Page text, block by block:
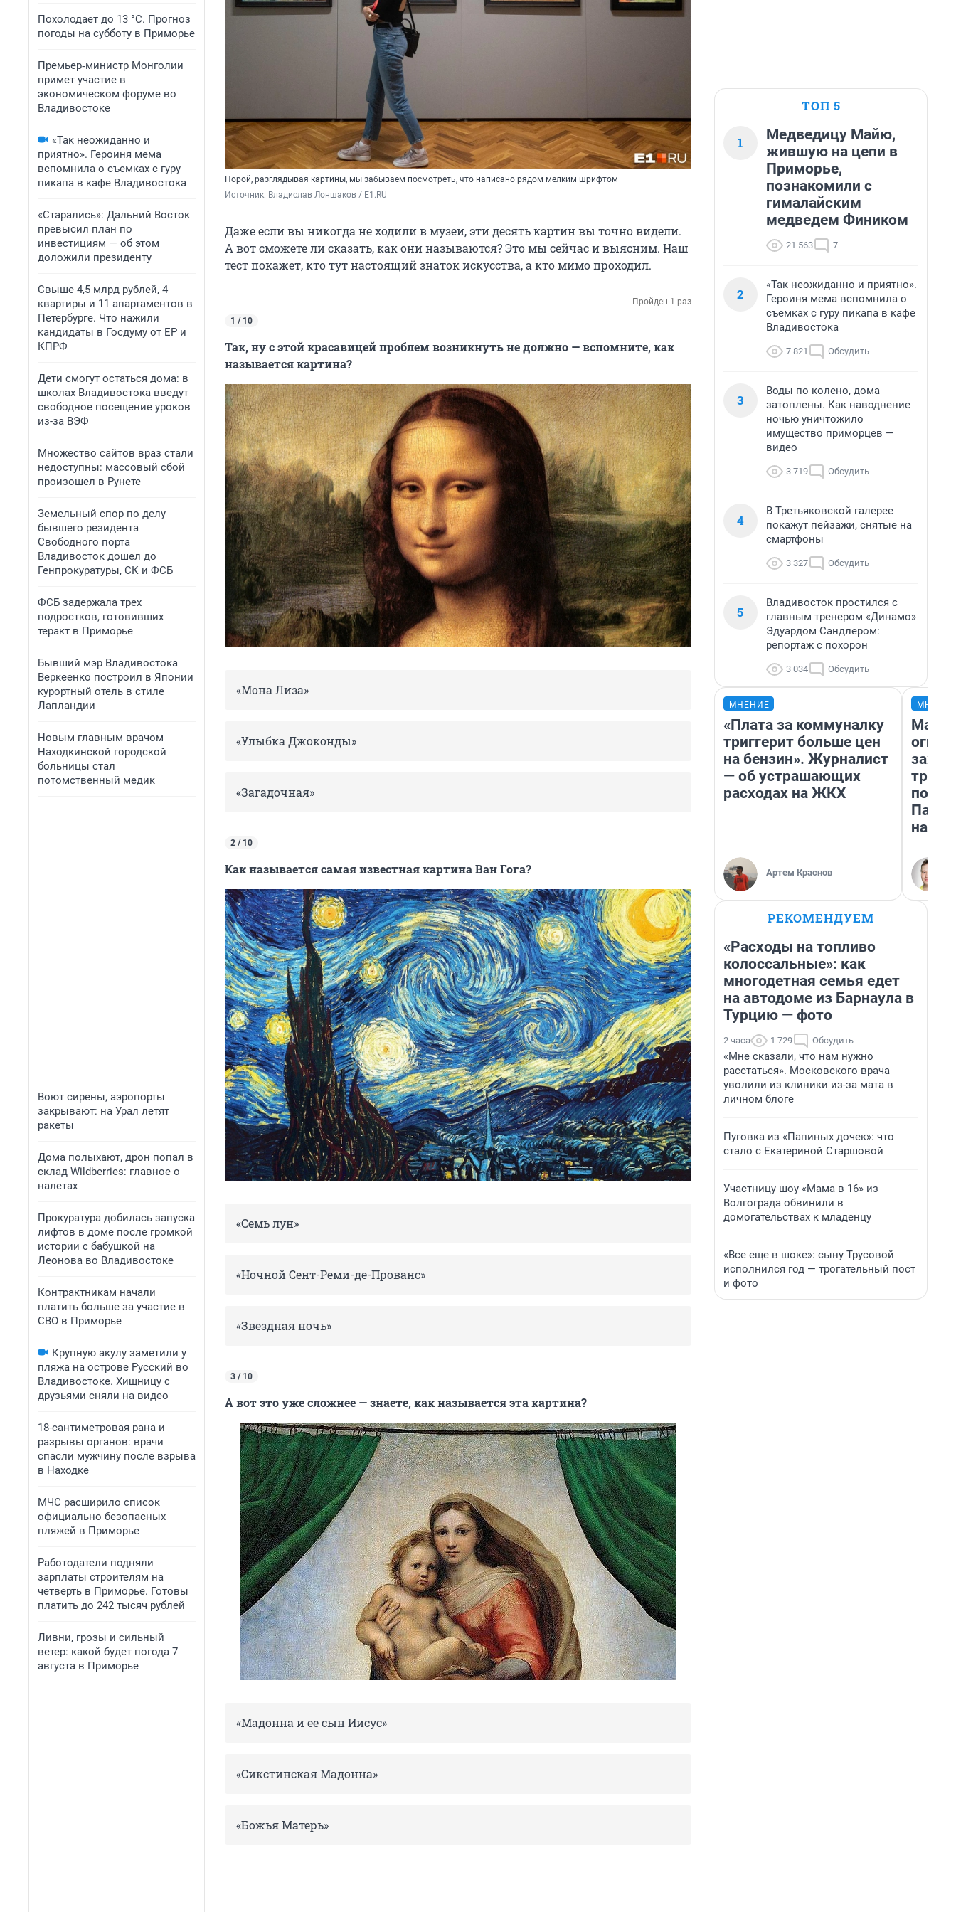
Похолодает до 13 °C. Прогноз
погоды на субботу в Приморье
Премьер‑министр Монголии
примет участие в
экономическом форуме во
Владивостоке
«Так неожиданно и
приятно». Героиня мема
вспомнила о съемках с гуру
пикапа в кафе Владивостока
«Старались»: Дальний Восток
превысил план по
инвестициям — об этом
доложили президенту
Свыше 4,5 млрд рублей, 4
квартиры и 11 апартаментов в
Петербурге. Что нажили
кандидаты в Госдуму от ЕР и
КПРФ
Дети смогут остаться дома: в
школах Владивостока введут
свободное посещение уроков
из-за ВЭФ
Множество сайтов враз стали
недоступны: массовый сбой
произошел в Рунете
Земельный спор по делу
бывшего резидента
Свободного порта
Владивосток дошел до
Генпрокуратуры, СК и ФСБ
ФСБ задержала трех
подростков, готовивших
теракт в Приморье
Бывший мэр Владивостока
Веркеенко построил в Японии
курортный отель в стиле
Лапландии
Новым главным врачом
Находкинской городской
больницы стал
потомственный медик
Воют сирены, аэропорты
закрывают: на Урал летят
ракеты
Дома полыхают, дрон попал в
склад Wildberries: главное о
налетах
Прокуратура добилась запуска
лифтов в доме после громкой
истории с бабушкой на
Леонова во Владивостоке
Контрактникам начали
платить больше за участие в
СВО в Приморье
Крупную акулу заметили у
пляжа на острове Русский во
Владивостоке. Хищницу с
друзьями сняли на видео
18-сантиметровая рана и
разрывы органов: врачи
спасли мужчину после взрыва
в Находке
МЧС расширило список
официально безопасных
пляжей в Приморье
Работодатели подняли
зарплаты строителям на
четверть в Приморье. Готовы
платить до 242 тысяч рублей
Ливни, грозы и сильный
ветер: какой будет погода 7
августа в Приморье
Порой, разглядывая картины, мы забываем посмотреть, что написано рядом мелким шрифтом
Источник: Владислав Лоншаков / E1.RU
Даже если вы никогда не ходили в музеи, эти десять картин вы точно видели.
А вот сможете ли сказать, как они называются? Это мы сейчас и выясним. Наш
тест покажет, кто тут настоящий знаток искусства, а кто мимо проходил.
Пройден 1 раз
1 / 10
Так, ну с этой красавицей проблем возникнуть не должно — вспомните, как
называется картина?
«Мона Лиза»
«Улыбка Джоконды»
«Загадочная»
2 / 10
Как называется самая известная картина Ван Гога?
«Семь лун»
«Ночной Сент-Реми-де-Прованс»
«Звездная ночь»
3 / 10
А вот это уже сложнее — знаете, как называется эта картина?
«Мадонна и ее сын Иисус»
«Сикстинская Мадонна»
«Божья Матерь»
ТОП 5
1
Медведицу Майю,
жившую на цепи в
Приморье,
познакомили с
гималайским
медведем Фиником
21 563 7
2
«Так неожиданно и приятно».
Героиня мема вспомнила о
съемках с гуру пикапа в кафе
Владивостока
7 821 Обсудить
3
Воды по колено, дома
затоплены. Как наводнение
ночью уничтожило
имущество приморцев —
видео
3 719 Обсудить
4
В Третьяковской галерее
покажут пейзажи, снятые на
смартфоны
3 327 Обсудить
5
Владивосток простился с
главным тренером «Динамо»
Эдуардом Сандлером:
репортаж с похорон
3 034 Обсудить
МНЕНИЕ
«Плата за коммуналку
триггерит больше цен
на бензин». Журналист
— об устрашающих
расходах на ЖКХ
Артем Краснов
Мало,
нас
РЕКОМЕНДУЕМ
«Расходы на топливо
колоссальные»: как
многодетная семья едет
на автодоме из Барнаула в
Турцию — фото
2 часа 1 729 Обсудить
«Мне сказали, что нам нужно
расстаться». Московского врача
уволили из клиники из-за мата в
личном блоге
Пуговка из «Папиных дочек»: что
стало с Екатериной Старшовой
Участницу шоу «Мама в 16» из
Волгограда обвинили в
домогательствах к младенцу
«Все еще в шоке»: сыну Трусовой
исполнился год — трогательный пост
и фото